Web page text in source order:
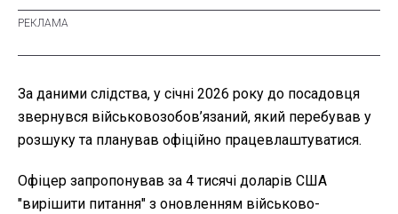
За даними слідства, у січні 2026 року до посадовця
звернувся військовозобов’язаний, який перебував у
розшуку та планував офіційно працевлаштуватися.
Офіцер запропонував за 4 тисячі доларів США
"вирішити питання" з оновленням військово-